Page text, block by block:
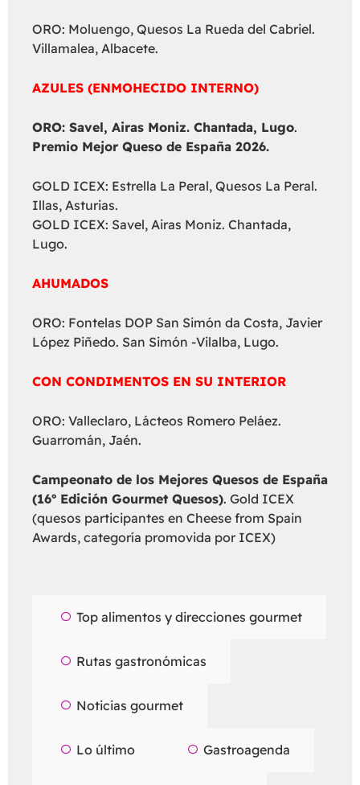
ORO: Moluengo, Quesos La Rueda del Cabriel.
Villamalea, Albacete.
AZULES (ENMOHECIDO INTERNO)
ORO: Savel, Airas Moniz. Chantada, Lugo.
Premio Mejor Queso de España 2026.
GOLD ICEX: Estrella La Peral, Quesos La Peral.
Illas, Asturias.
GOLD ICEX: Savel, Airas Moniz. Chantada,
Lugo.
AHUMADOS
ORO: Fontelas DOP San Simón da Costa, Javier
López Piñedo. San Simón -Vilalba, Lugo.
CON CONDIMENTOS EN SU INTERIOR
ORO: Valleclaro, Lácteos Romero Peláez.
Guarromán, Jaén.
Campeonato de los Mejores Quesos de España
(16º Edición Gourmet Quesos). Gold ICEX
(quesos participantes en Cheese from Spain
Awards, categoría promovida por ICEX)
Top alimentos y direcciones gourmet
Rutas gastronómicas
Noticias gourmet
Lo último Gastroagenda